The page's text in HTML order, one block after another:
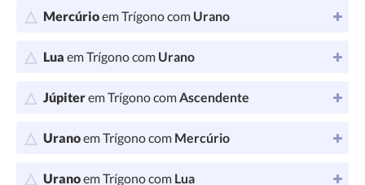
Mercúrioem Trígono com Urano
Lua em Trígono com Urano
Júpiterem Trígono comAscendente
Uranoem Trígono com Mercúrio
Uranoem Trígono com Lua